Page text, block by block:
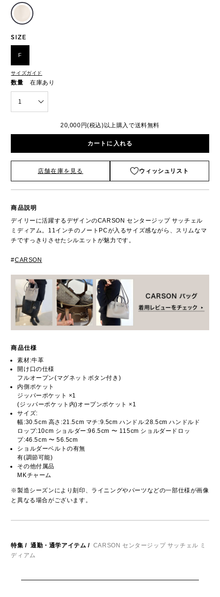
SIZE
F
サイズガイド
数量 在庫あり
1
20,000円(税込)以上購入で送料無料
カートに入れる
店舗在庫を見る ウィッシュリスト
商品説明
デイリーに活躍するデザインのCARSON センタージップ サッチェル
ミディアム。11インチのノートPCが入るサイズ感ながら、スリムなマ
チですっきりさせたシルエットが魅力です。
#CARSON
商品仕様
素材:牛革
開け口の仕様
フルオープン(マグネットボタン付き)
内側ポケット
ジッパーポケット ×1
(ジッパーポケット内)オープンポケット ×1
サイズ:
幅:30.5cm 高さ:21.5cm マチ:9.5cm ハンドル:28.5cm ハンドルド
ロップ:10cm ショルダー:96.5cm 〜 115cm ショルダードロッ
プ:46.5cm 〜 56.5cm
ショルダーベルトの有無
有(調節可能)
その他付属品
MKチャーム
※製造シーズンにより刻印、ライニングやパーツなどの一部仕様が画像
と異なる場合がございます。
特集 / 通勤・通学アイテム / CARSON センタージップ サッチェル ミ
ディアム